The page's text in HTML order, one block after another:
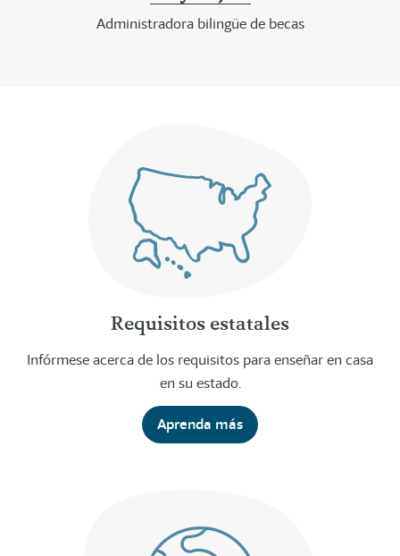
Administradora bilingüe de becas
Requisitos estatales
Infórmese acerca de los requisitos para enseñar en casa
en su estado.
Aprenda más